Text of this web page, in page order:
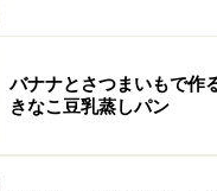
バナナとさつまいもで作
きなこ豆乳蒸しパン